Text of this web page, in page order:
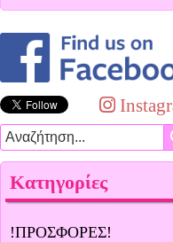
Κατηγορίες
!ΠΡΟΣΦΟΡΕΣ!